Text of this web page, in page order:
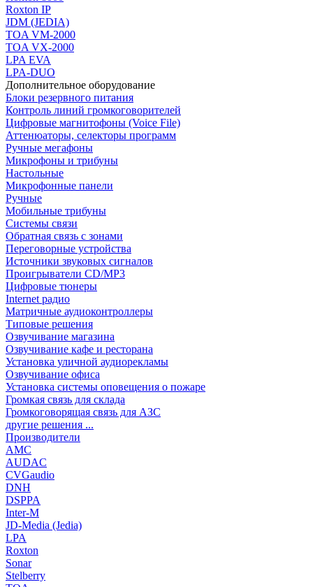
Roxton IP
JDM (JEDIA)
TOA VM-2000
TOA VX-2000
LPA EVA
LPA-DUO
Дополнительное оборудование
Блоки резервного питания
Контроль линий громкоговорителей
Цифровые магнитофоны (Voice File)
Аттенюаторы, селекторы программ
Ручные мегафоны
Микрофоны и трибуны
Настольные
Микрофонные панели
Ручные
Мобильные трибуны
Системы связи
Обратная связь с зонами
Переговорные устройства
Источники звуковых сигналов
Проигрыватели CD/MP3
Цифровые тюнеры
Internet радио
Матричные аудиоконтроллеры
Типовые решения
Озвучивание магазина
Озвучивание кафе и ресторана
Установка уличной аудиорекламы
Озвучивание офиса
Установка системы оповещения о пожаре
Громкая связь для склада
Громкоговорящая связь для АЗС
другие решения ...
Производители
AMC
AUDAC
CVGaudio
DNH
DSPPA
Inter-M
JD-Media (Jedia)
LPA
Roxton
Sonar
Stelberry